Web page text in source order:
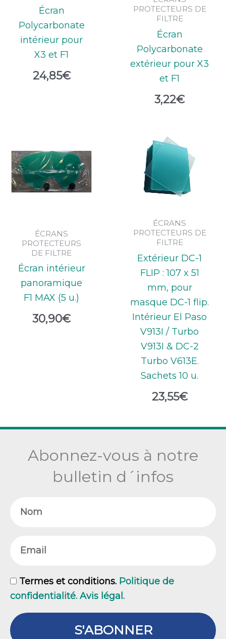
Écran
Polycarbonate
intérieur pour
X3 et F1
24,85€
PROTECTEURS DE
FILTRE
Écran
Polycarbonate
extérieur pour X3
et F1
3,22€
ÉCRANS
PROTECTEURS
DE FILTRE
Écran intérieur
panoramique
F1 MAX (5 u.)
30,90€
ÉCRANS
PROTECTEURS DE
FILTRE
Extérieur DC-1
FLIP : 107 x 51
mm, pour
masque DC-1 flip.
Intérieur El Paso
V913I / Turbo
V913I & DC-2
Turbo V613E.
Sachets 10 u.
23,55€
Abonnez-vous à notre
bulletin d´infos
GDPR
Termes et conditions. Politique de
confidentialité. Avis légal.
S'ABONNER